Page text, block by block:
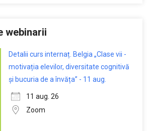
webinarii
Detalii curs internaț. Belgia „Clase vii -
motivația elevilor, diversitate cognitivă
și bucuria de a învăța” - 11 aug.
11 aug. 26
Zoom